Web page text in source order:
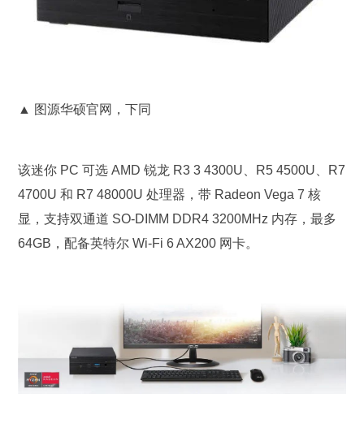
▲ 图源华硕官网，下同
该迷你 PC 可选 AMD 锐龙 R3 3 4300U、R5 4500U、R7
4700U 和 R7 48000U 处理器，带 Radeon Vega 7 核
显，支持双通道 SO-DIMM DDR4 3200MHz 内存，最多
64GB，配备英特尔 Wi-Fi 6 AX200 网卡。